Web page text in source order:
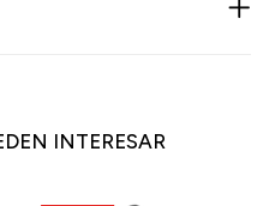
INTERESAR